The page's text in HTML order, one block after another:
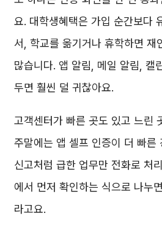
요. 대학생혜택은 가입 순간보다
서, 학교를 옮기거나 휴학하면 재
많습니다. 앱 알림, 메일 알림, 캘
두면 훨씬 덜 귀찮아요.
고객센터가 빠른 곳도 있고 느린
주말에는 앱 셀프 인증이 더 빠른
신고처럼 급한 업무만 전화로 처
에서 먼저 확인하는 식으로 나누
라고요.